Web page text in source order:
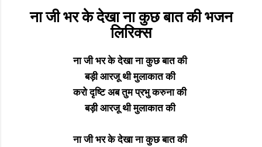
ना जी भर के देखा ना कुछ बात की भजन
लिरिक्स
ना जी भर के देखा ना कुछ बात की
बड़ी आरजू थी मुलाकात की
करो दृष्टि अब तुम प्रभु करुना की
बड़ी आरजू थी मुलाकात की
ना जी भर के देखा ना कुछ बात की